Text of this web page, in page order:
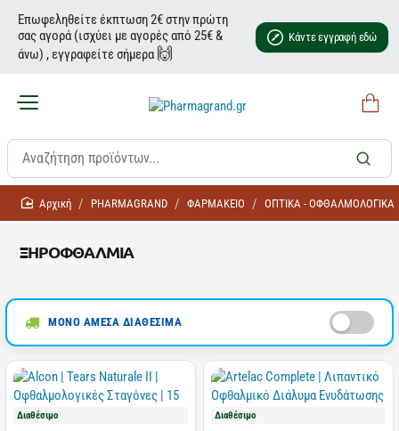
Επωφεληθείτε έκπτωση 2€ στην πρώτη
σας αγορά (ισχύει με αγορές από 25€ &
άνω) , εγγραφείτε σήμερα 🙌
Κάντε εγγραφή εδώ
ΞΗΡΟΦΘΑΛΜΙΑ
homePHARMAGRAND ΦΑΡΜΑΚΕΙΟ ΟΠΤΙΚΑ - ΟΦΘΑΛΜΟΛΟΓΙΚΑ
ΜΟΝΟ ΑΜΕΣΑ ΔΙΑΘΕΣΙΜΑ
Διαθέσιμο Διαθέσιμο